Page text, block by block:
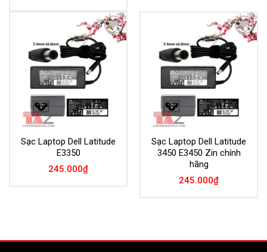
Add to
Wishlist
Sạc Laptop Dell Latitude
E3350
245.000₫
Add to
Wishlist
Sạc Laptop Dell Latitude
3450 E3450 Zin chính
hãng
245.000₫